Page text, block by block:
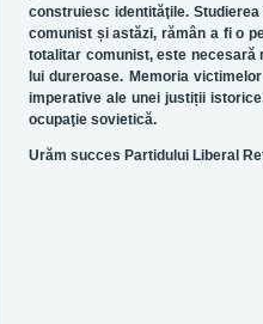
construiesc identităţile.
comunist și astăzi, rămân a fi o
totalitar comunist, este necesară
lui dureroase. Memoria
imperative ale unei justiții
ocupaţie sovietică.
Urăm succes Partidului Liberal